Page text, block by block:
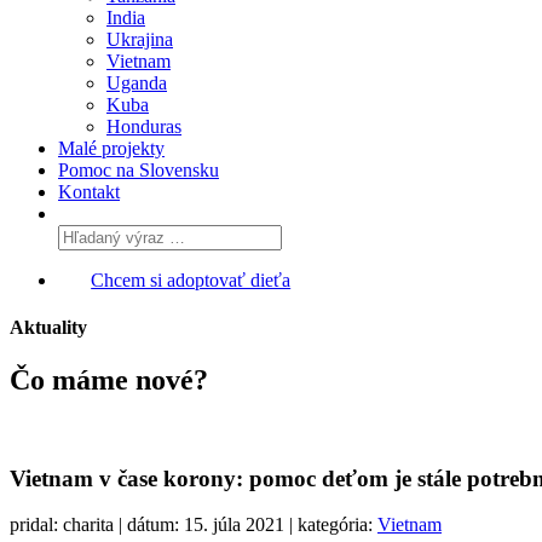
India
Ukrajina
Vietnam
Uganda
Kuba
Honduras
Malé projekty
Pomoc na Slovensku
Kontakt
Chcem si adoptovať dieťa
Aktuality
Čo máme nové?
Vietnam v čase korony: pomoc deťom je stále
pridal: charita | dátum: 15. júla 2021 | kategória: Vietnam